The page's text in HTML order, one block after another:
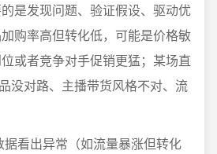
是发现问题、验证假设、驱动优
购率高但转化低，可能是价格敏
或者竞争对手促销更猛；某场直
没对路、主播带货风格不对、流
看出异常（如流量暴涨但转化